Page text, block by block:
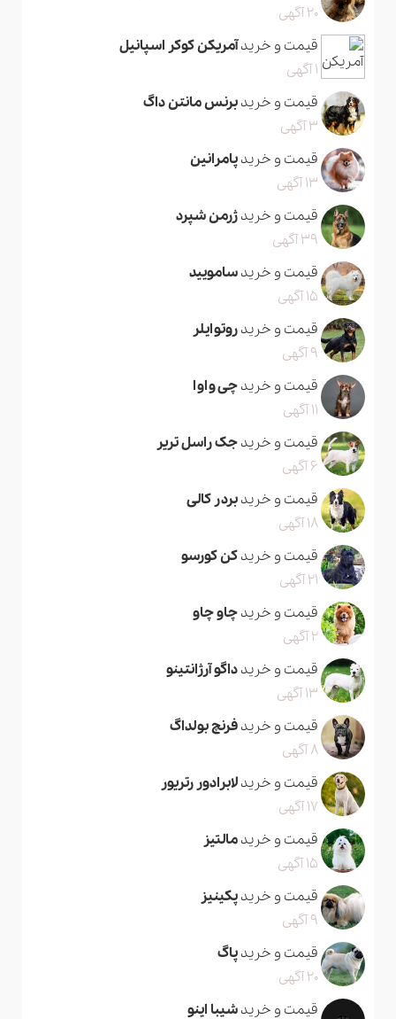
20 آگهی
قیمت و خریدآمریکن کوکر اسپانیل
1 آگهی
قیمت و خریدبرنس مانتن داگ
3 آگهی
قیمت و خریدپامرانین
13 آگهی
قیمت و خریدژرمن شپرد
39 آگهی
قیمت و خریدسامویید
15 آگهی
قیمت و خریدروتوایلر
9 آگهی
قیمت و خریدچی واوا
11 آگهی
قیمت و خریدجک راسل تریر
6 آگهی
قیمت و خریدبردر کالی
18 آگهی
قیمت و خریدکن کورسو
21 آگهی
قیمت و خریدچاو چاو
2 آگهی
قیمت و خریدداگو آرژانتینو
13 آگهی
قیمت و خریدفرنچ بولداگ
8 آگهی
قیمت و خریدلابرادور رتریور
17 آگهی
قیمت و خریدمالتیز
15 آگهی
قیمت و خریدپکینیز
9 آگهی
قیمت و خریدپاگ
20 آگهی
قیمت و خریدشیبا اینو